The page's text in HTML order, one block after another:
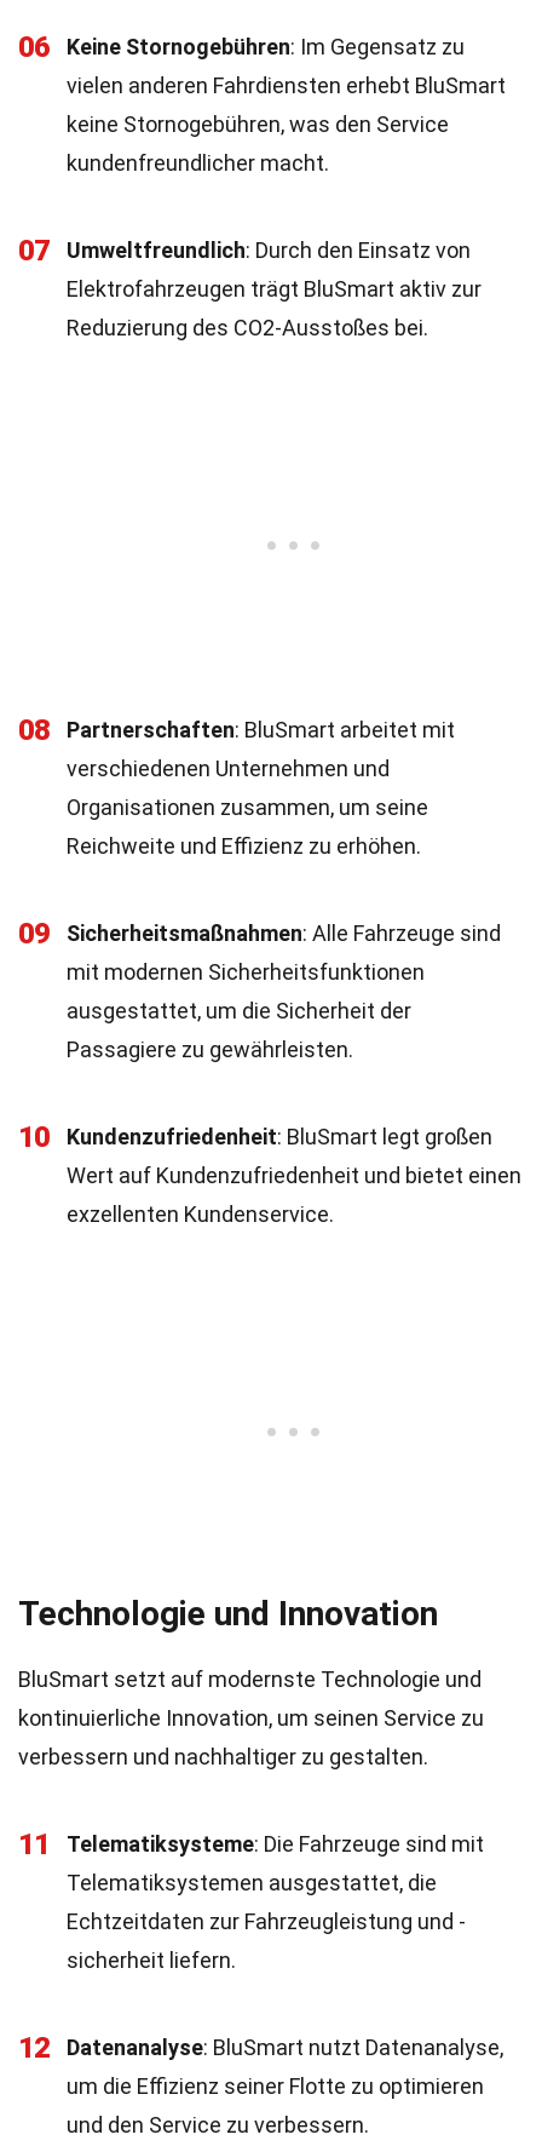
06 Keine Stornogebühren: Im Gegensatz zu
vielen anderen Fahrdiensten erhebt BluSmart
keine Stornogebühren, was den Service
kundenfreundlicher macht.
07 Umweltfreundlich: Durch den Einsatz von
Elektrofahrzeugen trägt BluSmart aktiv zur
Reduzierung des CO2-Ausstoßes bei.
08 Partnerschaften: BluSmart arbeitet mit
verschiedenen Unternehmen und
Organisationen zusammen, um seine
Reichweite und Effizienz zu erhöhen.
09 Sicherheitsmaßnahmen: Alle Fahrzeuge sind
mit modernen Sicherheitsfunktionen
ausgestattet, um die Sicherheit der
Passagiere zu gewährleisten.
10 Kundenzufriedenheit: BluSmart legt großen
Wert auf Kundenzufriedenheit und bietet einen
exzellenten Kundenservice.
Technologie und Innovation
BluSmart setzt auf modernste Technologie und
kontinuierliche Innovation, um seinen Service zu
verbessern und nachhaltiger zu gestalten.
11 Telematiksysteme: Die Fahrzeuge sind mit
Telematiksystemen ausgestattet, die
Echtzeitdaten zur Fahrzeugleistung und -
sicherheit liefern.
12 Datenanalyse: BluSmart nutzt Datenanalyse,
um die Effizienz seiner Flotte zu optimieren
und den Service zu verbessern.